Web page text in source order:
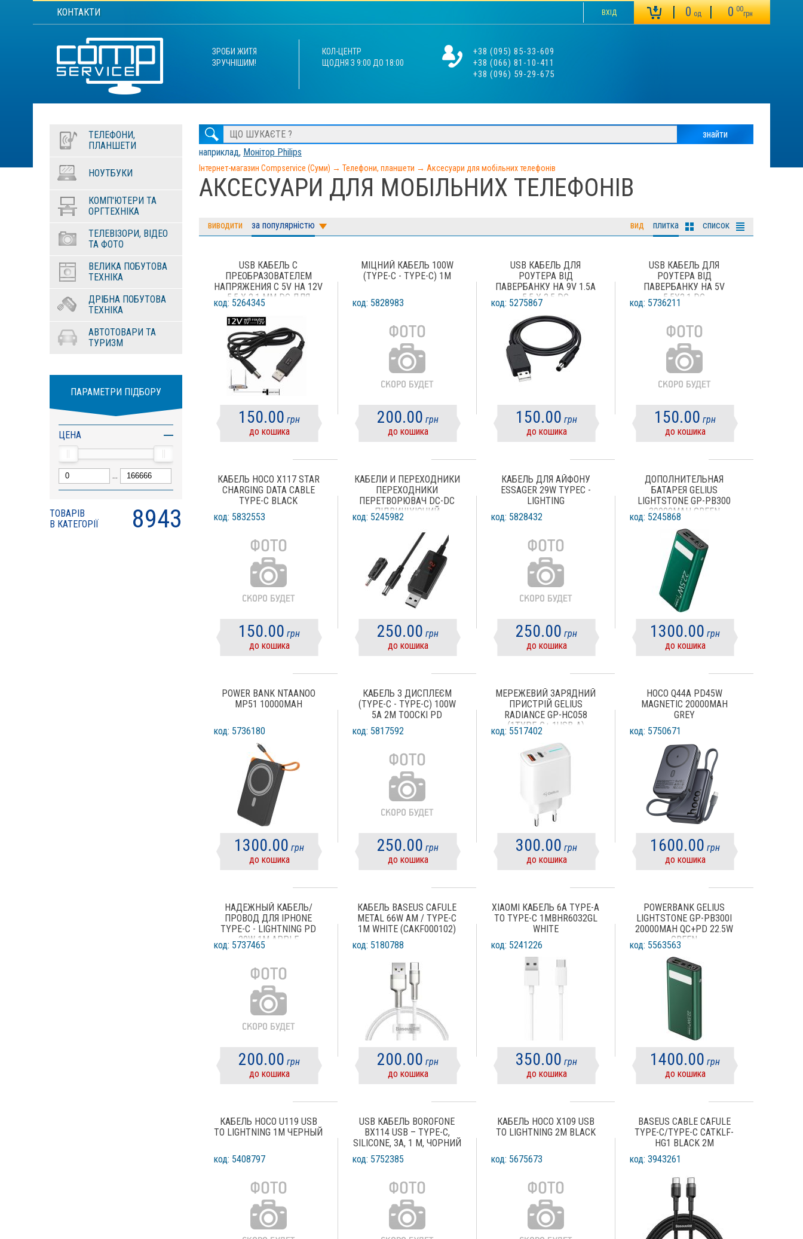
КОНТАКТИ ВХІД 0од 000
грн
ЗРОБИ ЖИТЯ
ЗРУЧНІШИМ!
КОЛ-ЦЕНТР
ЩОДНЯ З 9:00 ДО 18:00
+38 (095) 85-33-609
+38 (066) 81-10-411
+38 (096) 59-29-675
наприклад, Монітор Philips
ТЕЛЕФОНИ,
ПЛАНШЕТИ
НОУТБУКИ
КОМП'ЮТЕРИ ТА
ОРГТЕХНІКА
ТЕЛЕВІЗОРИ, ВІДЕО
ТА ФОТО
ВЕЛИКА ПОБУТОВА
ТЕХНІКА
ДРІБНА ПОБУТОВА
ТЕХНІКА
АВТОТОВАРИ ТА
ТУРИЗМ
ПАРАМЕТРИ ПІДБОРУ
ЦЕНА
...
ТОВАРІВ
В КАТЕГОРІЇ
8943
Інтернет-магазин Compservice (Суми) → Телефони, планшети → Аксесуари для мобільних телефонів
АКСЕСУАРИ ДЛЯ МОБІЛЬНИХ ТЕЛЕФОНІВ
виводити за популярністю вид плитка список
USB КАБЕЛЬ С
ПРЕОБРАЗОВАТЕЛЕМ
НАПРЯЖЕНИЯ С 5V НА 12V
5.5 Х 2.1 ММ DC ДЛЯ
РОУТЕРА
код: 5264345
150.00 грн
до кошика
МІЦНИЙ КАБЕЛЬ 100W
(TYPE-C - TYPE-C) 1М
код: 5828983
200.00 грн
до кошика
USB КАБЕЛЬ ДЛЯ
РОУТЕРА ВІД
ПАВЕРБАНКУ НА 9V 1.5A
5.5 X 2.5 DC
код: 5275867
150.00 грн
до кошика
USB КАБЕЛЬ ДЛЯ
РОУТЕРА ВІД
ПАВЕРБАНКУ НА 5V
5.5X2.1 DC
код: 5736211
150.00 грн
до кошика
КАБЕЛЬ HOCO X117 STAR
CHARGING DATA CABLE
TYPE-C BLACK
код: 5832553
150.00 грн
до кошика
КАБЕЛИ И ПЕРЕХОДНИКИ
ПЕРЕХОДНИКИ
ПЕРЕТВОРЮВАЧ DC-DC
ПІДВИЩУЮЧИЙ
DYNAMODE LCD 5V-9V
1A/12V 0,8A (KWS-912V)
код: 5245982
250.00 грн
до кошика
КАБЕЛЬ ДЛЯ АЙФОНУ
ESSAGER 29W TYPEC -
LIGHTING
код: 5828432
250.00 грн
до кошика
ДОПОЛНИТЕЛЬНАЯ
БАТАРЕЯ GELIUS
LIGHTSTONE GP-PB300
30000MAH GREEN
код: 5245868
1300.00 грн
до кошика
POWER BANK NTAANOO
MP51 10000MAH
код: 5736180
1300.00 грн
до кошика
КАБЕЛЬ З ДИСПЛЕЄМ
(TYPE-C - TYPE-С) 100W
5A 2М TOOCKI PD
код: 5817592
250.00 грн
до кошика
МЕРЕЖЕВИЙ ЗАРЯДНИЙ
ПРИСТРІЙ GELIUS
RADIANCE GP-HC058
(1TYPE-C+ 1USB-A)
(PD/QC3.0/PPS/SUPER
VOOC) 25 W WHITE
код: 5517402
300.00 грн
до кошика
HOCO Q44A PD45W
MAGNETIC 20000MAH
GREY
код: 5750671
1600.00 грн
до кошика
НАДЕЖНЫЙ КАБЕЛЬ/
ПРОВОД ДЛЯ IPHONE
TYPE-C - LIGHTNING PD
29W 1M APPLE
код: 5737465
200.00 грн
до кошика
КАБЕЛЬ BASEUS CAFULE
METAL 66W AM / TYPE-C
1M WHITE (CAKF000102)
код: 5180788
200.00 грн
до кошика
XIAOMI КАБЕЛЬ 6A TYPE-A
TO TYPE-C 1MBHR6032GL
WHITE
код: 5241226
350.00 грн
до кошика
POWERBANK GELIUS
LIGHTSTONE GP-PB300I
20000MAH QC+PD 22.5W
GREEN
код: 5563563
1400.00 грн
до кошика
КАБЕЛЬ HOCO U119 USB
TO LIGHTNING 1M ЧЕРНЫЙ
код: 5408797
USB КАБЕЛЬ BOROFONE
BX114 USB – TYPE-C,
SILICONE, 3A, 1 М, ЧОРНИЙ
код: 5752385
КАБЕЛЬ HOCO X109 USB
TO LIGHTNING 2M BLACK
код: 5675673
BASEUS CABLE CAFULE
TYPE-C/TYPE-C CATKLF-
HG1 BLACK 2M
код: 3943261